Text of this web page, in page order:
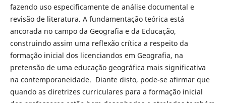
fazendo uso especificamente de análise documental e
revisão de literatura. A fundamentação teórica está
ancorada no campo da Geografia e da Educação,
construindo assim uma reflexão crítica a respeito da
formação inicial dos licenciandos em Geografia, na
pretensão de uma educação geográfica mais significativa
na contemporaneidade. Diante disto, pode-se afirmar que
quando as diretrizes curriculares para a formação inicial